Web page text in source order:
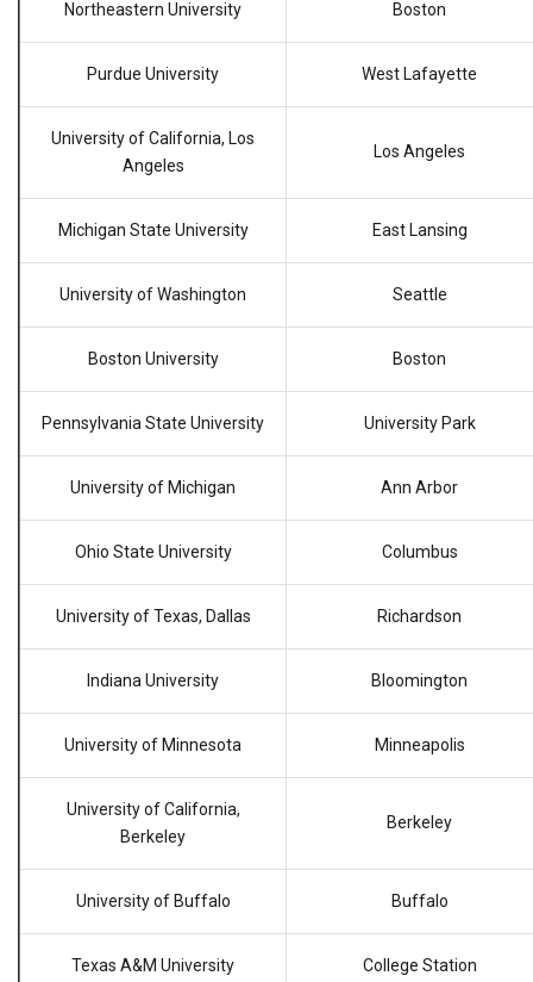
Northeastern University Boston
Purdue University West Lafayette
University of California, Los
Angeles
Los Angeles
Michigan State University East Lansing
University of Washington Seattle
Boston University Boston
Pennsylvania State University University Park
University of Michigan Ann Arbor
Ohio State University Columbus
University of Texas, Dallas Richardson
Indiana University Bloomington
University of Minnesota Minneapolis
University of California,
Berkeley
Berkeley
University of Buffalo Buffalo
Texas A&M University College Station